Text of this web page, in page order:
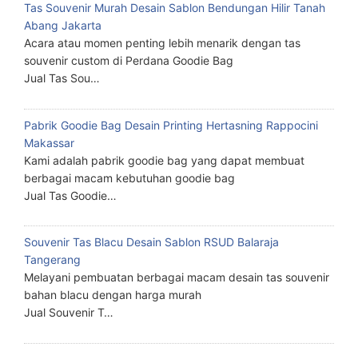
Tas Souvenir Murah Desain Sablon Bendungan Hilir Tanah
Abang Jakarta
Acara atau momen penting lebih menarik dengan tas
souvenir custom di Perdana Goodie Bag
Jual Tas Sou…
Pabrik Goodie Bag Desain Printing Hertasning Rappocini
Makassar
Kami adalah pabrik goodie bag yang dapat membuat
berbagai macam kebutuhan goodie bag
Jual Tas Goodie…
Souvenir Tas Blacu Desain Sablon RSUD Balaraja
Tangerang
Melayani pembuatan berbagai macam desain tas souvenir
bahan blacu dengan harga murah
Jual Souvenir T…